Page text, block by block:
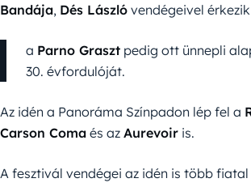
Bandája, Dés László vendégeivel
a Parno Graszt pedig ott ünnepli
30. évfordulóját.
Az idén a Panoráma Színpadon lép fel a
Carson Coma és az Aurevoir is.
A fesztivál vendégei az idén is több